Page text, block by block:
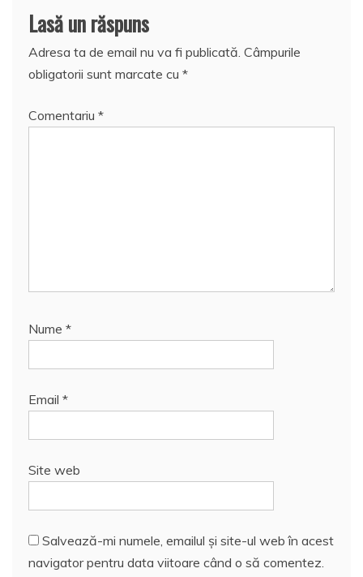
Lasă un răspuns
Adresa ta de email nu va fi publicată. Câmpurile
obligatorii sunt marcate cu *
Comentariu *
Nume *
Email *
Site web
Salvează-mi numele, emailul și site-ul web în acest
navigator pentru data viitoare când o să comentez.